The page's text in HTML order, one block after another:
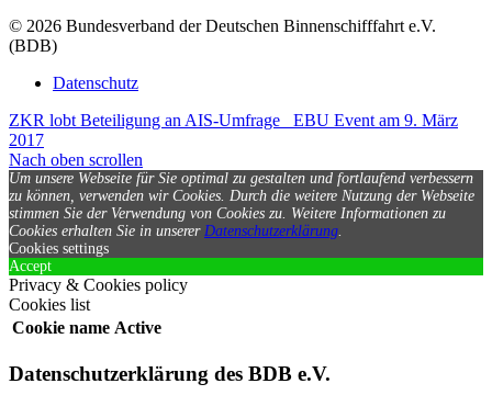
© 2026 Bundesverband der Deutschen Binnenschifffahrt e.V.
(BDB)
Datenschutz
ZKR lobt Beteiligung an AIS-Umfrage
EBU Event am 9. März
2017
Nach oben scrollen
Um unsere Webseite für Sie optimal zu gestalten und fortlaufend verbessern
zu können, verwenden wir Cookies. Durch die weitere Nutzung der Webseite
stimmen Sie der Verwendung von Cookies zu. Weitere Informationen zu
Cookies erhalten Sie in unserer Datenschutzerklärung.
Cookies settings
Accept
Privacy & Cookies policy
Cookies list
Cookie name Active
Datenschutzerklärung des BDB e.V.